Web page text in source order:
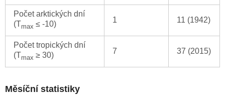
Počet arktických dní
(Tmax ≤ -10) 1 11 (1942)
Počet tropických dní
(Tmax ≥ 30) 7 37 (2015)
Měsíční statistiky